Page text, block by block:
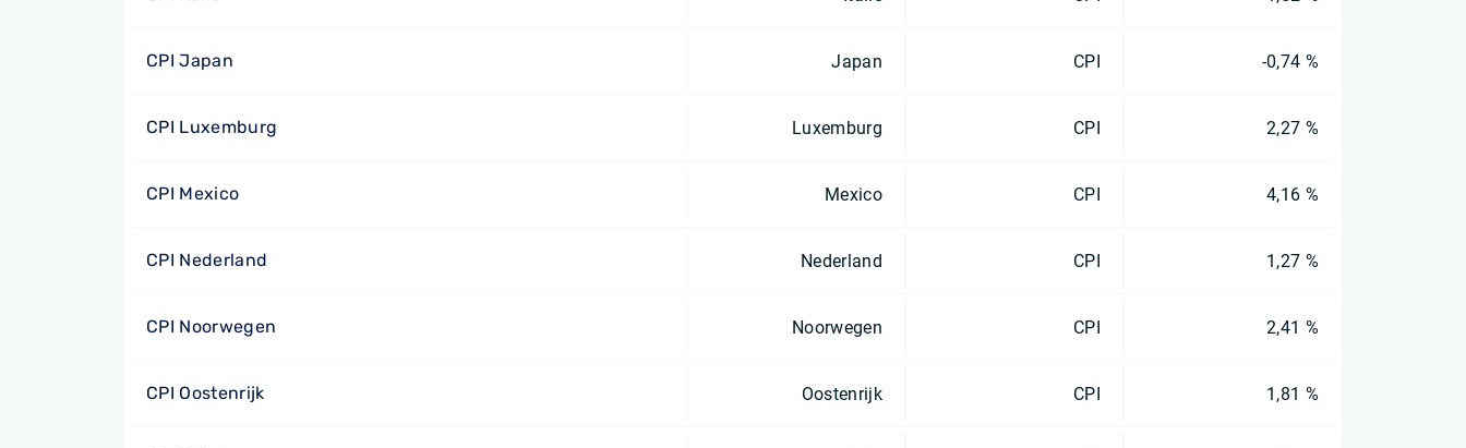
CPI Japan Japan CPI -0,74 %
CPI Luxemburg Luxemburg CPI 2,27 %
CPI Mexico Mexico CPI 4,16 %
CPI Nederland Nederland CPI 1,27 %
CPI Noorwegen Noorwegen CPI 2,41 %
CPI Oostenrijk Oostenrijk CPI 1,81 %